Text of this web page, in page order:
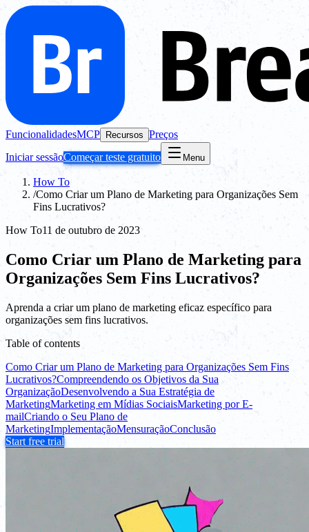
FuncionalidadesMCP Recursos Preços
Iniciar sessãoComeçar teste gratuito Menu
How To
/Como Criar um Plano de Marketing para Organizações Sem
Fins Lucrativos?
How To11 de outubro de 2023
Como Criar um Plano de Marketing para
Organizações Sem Fins Lucrativos?
Aprenda a criar um plano de marketing eficaz específico para
organizações sem fins lucrativos.
Table of contents
Como Criar um Plano de Marketing para Organizações Sem Fins
Lucrativos?Compreendendo os Objetivos da Sua
OrganizaçãoDesenvolvendo a Sua Estratégia de
MarketingMarketing em Mídias SociaisMarketing por E-
mailCriando o Seu Plano de
MarketingImplementaçãoMensuraçãoConclusão
Start free trial